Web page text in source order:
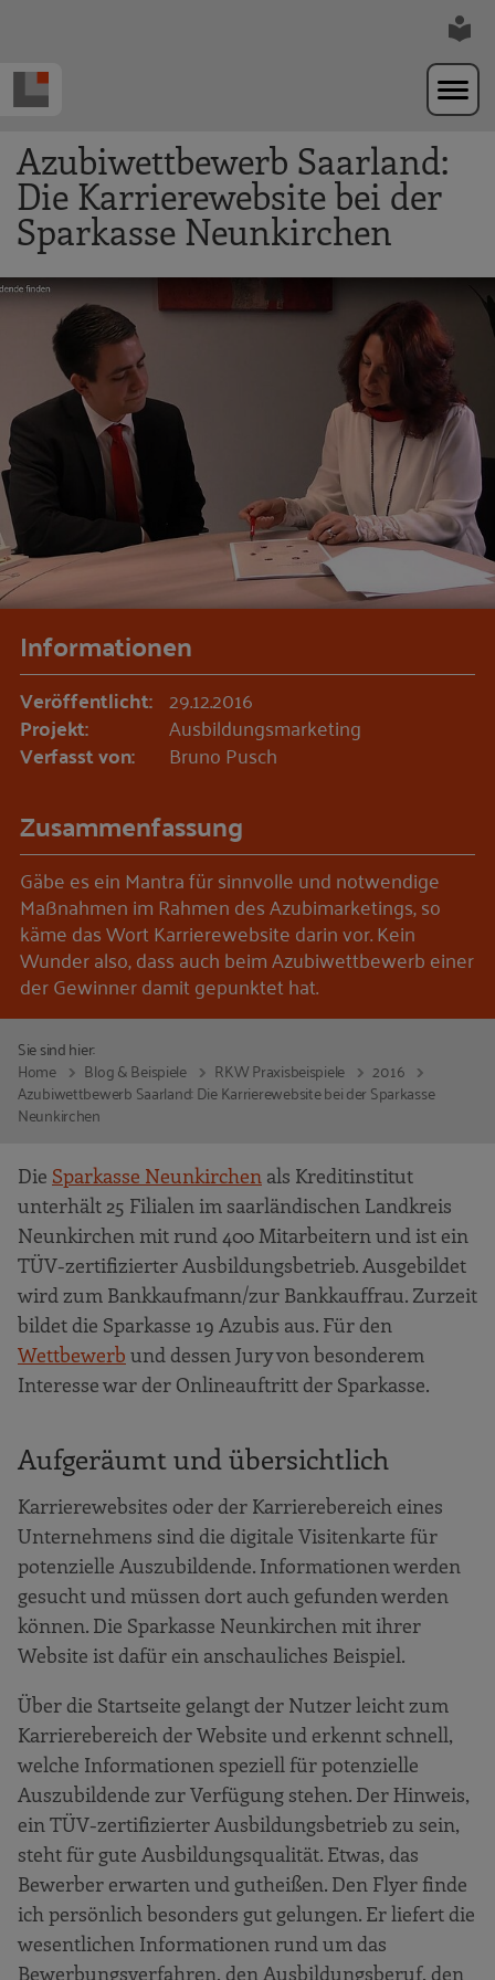
Azubiwettbewerb Saarland:
Die Karrierewebsite bei der
Sparkasse Neunkirchen
Informationen
Veröffentlicht: 29.12.2016
Projekt: Ausbildungsmarketing
Verfasst von: Bruno Pusch
Zusammenfassung
Gäbe es ein Mantra für sinnvolle und notwendige
Maßnahmen im Rahmen des Azubimarketings, so
käme das Wort Karrierewebsite darin vor. Kein
Wunder also, dass auch beim Azubiwettbewerb einer
der Gewinner damit gepunktet hat.
Sie sind hier:
Home
Blog & Beispiele RKW Praxisbeispiele
2016
Azubiwettbewerb Saarland: Die Karrierewebsite bei der Sparkasse
Neunkirchen
Die Sparkasse Neunkirchen als Kreditinstitut
unterhält 25 Filialen im saarländischen Landkreis
Neunkirchen mit rund 400 Mitarbeitern und ist ein
TÜV-zertifizierter Ausbildungsbetrieb. Ausgebildet
wird zum Bankkaufmann/zur Bankkauffrau. Zurzeit
bildet die Sparkasse 19 Azubis aus. Für den
Wettbewerb und dessen Jury von besonderem
Interesse war der Onlineauftritt der Sparkasse.
Aufgeräumt und übersichtlich
Karrierewebsites oder der Karrierebereich eines
Unternehmens sind die digitale Visitenkarte für
potenzielle Auszubildende. Informationen werden
gesucht und müssen dort auch gefunden werden
können. Die Sparkasse Neunkirchen mit ihrer
Website ist dafür ein anschauliches Beispiel.
Über die Startseite gelangt der Nutzer leicht zum
Karrierebereich der Website und erkennt schnell,
welche Informationen speziell für potenzielle
Auszubildende zur Verfügung stehen. Der Hinweis,
ein TÜV-zertifizierter Ausbildungsbetrieb zu sein,
steht für gute Ausbildungsqualität. Etwas, das
Bewerber erwarten und gutheißen. Den Flyer finde
ich persönlich besonders gut gelungen. Er liefert die
wesentlichen Informationen rund um das
Bewerbungsverfahren, den Ausbildungsberuf, den